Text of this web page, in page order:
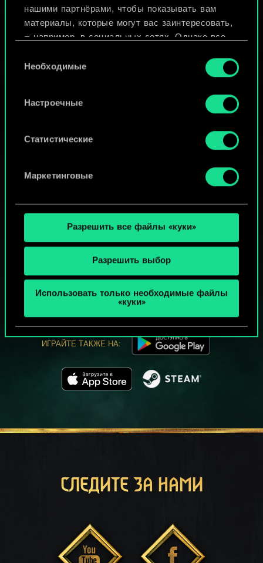
нашими партнёрами, чтобы показывать вам
материалы, которые могут вас заинтересовать,
— например, в социальных сетях. Однако все
разрешения.
Найти подробную информацию о том, как мы
используем ваши файлы cookie, и изменить
«Настройки» ниже.
согласия
Необходимые
Настроечные
Статистические
Маркетинговые
Разрешить все файлы «куки»
Разрешить выбор
Использовать только необходимые файлы
«куки»
Просмотреть колоды
МОЖЕТ ПАРТЕЕЧКУ В ГВИНТ?
ИГРАТЬ
БЕСПЛАТНО НА ПК
ИГРАЙТЕ ТАКЖЕ НА:
СЛЕДИТЕ ЗА НАМИ